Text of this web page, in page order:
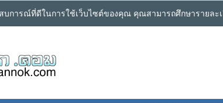
การณ์ที่ดีในการใช้เว็บไซต์ของคุณ คุณสามารถศึกษารายละ